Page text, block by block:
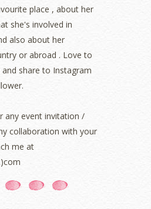
place , about her
she's involved in
also about her
or abroad . Love to
share to Instagram
any event invitation /
collaboration with your
me at